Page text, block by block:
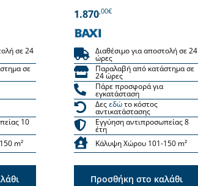
σε 24
σε
10
m²
1.870,00€
Διαθέσιμο για αποστολή σε 24
ώρες
Παραλαβή από κατάστημα σε
24 ώρες
Πάρε προσφορά για
εγκατάσταση
Δεςεδώτο κόστος
αντικατάστασης
Εγγύηση αντιπροσωπείας 8
έτη
Κάλυψη Χώρου 101-150 m²
Προσθήκη στο καλάθι